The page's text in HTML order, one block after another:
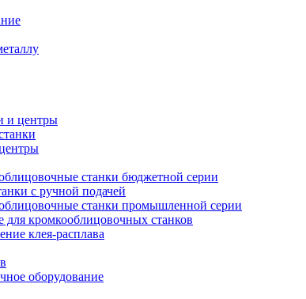
и центры
станки бюджетной серии
с ручной подачей
станки промышленной серии
для кромкооблицовочных станков
клея-расплава
оборудование